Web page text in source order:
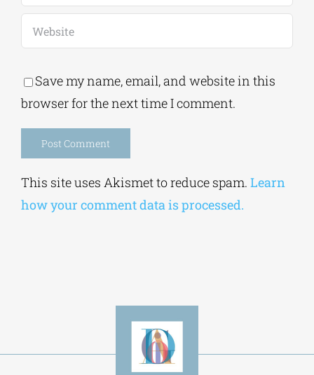
Save my name, email, and website in this
browser for the next time I comment.
This site uses Akismet to reduce spam. Learn
how your comment data is processed.